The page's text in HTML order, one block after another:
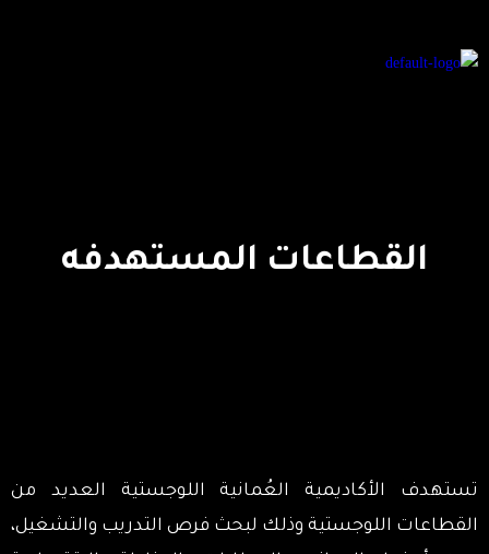
القطاعات المستهدفه
تستهدف الأكاديمية العُمانية اللوجستية العديد من
القطاعات اللوجستية وذلك لبحث فرص التدريب والتشغيل،